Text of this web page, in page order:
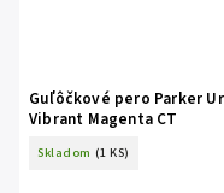
Guľôčkové pero Parker
Vibrant Magenta CT
Skladom (1 KS)